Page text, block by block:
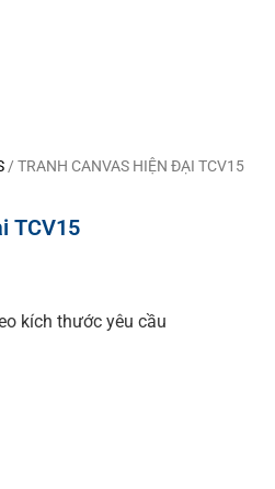
/ TRANH CANVAS HIỆN ĐẠI TCV15
TCV15
kích thước yêu cầu